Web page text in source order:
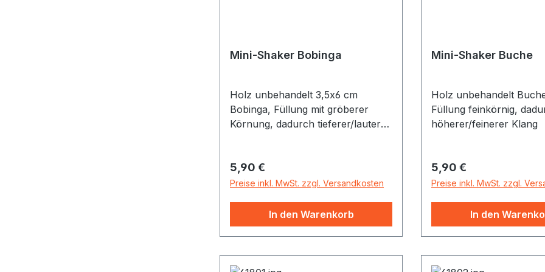
Mini-Shaker Bobinga
Holz unbehandelt 3,5x6 cm
Bobinga, Füllung mit gröberer
Körnung, dadurch tieferer/lauterer
Regulärer Preis:
5,90 €
Preise inkl. MwSt. zzgl. Versandkosten
In den Warenkorb
Mini-Shaker Buche
Holz unbehandelt
Füllung feinkörnig,
höherer/feinerer Klang
Regulärer Preis:
5,90 €
Preise inkl. MwSt. zzgl.
In den